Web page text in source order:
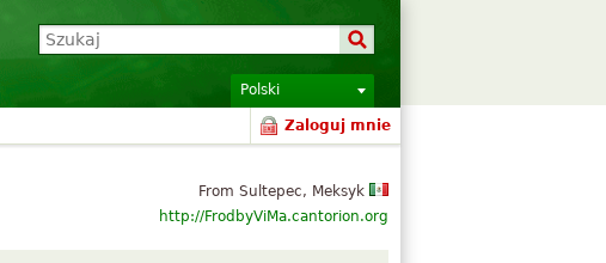
Polski
Zaloguj mnie
From Sultepec, Meksyk
http://FrodbyViMa.cantorion.org